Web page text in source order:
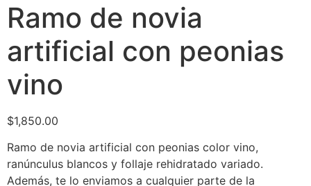
Ramo de novia
artificial con peonias
vino
$1,850.00
Ramo de novia artificial con peonias color vino,
ranúnculus blancos y follaje rehidratado variado.
Además, te lo enviamos a cualquier parte de la